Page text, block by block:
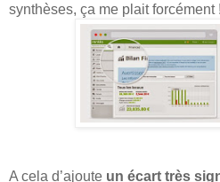
synthèses, ça me plait forcément !
A cela d’ajoute un écart très